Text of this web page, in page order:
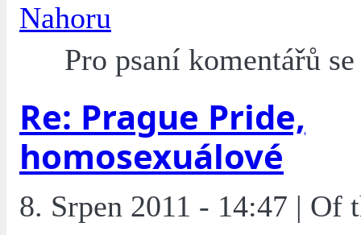
Nahoru
Pro psaní komentářů
Re: Prague Pride,
homosexuálové
8. Srpen 2011 - 14:47 | Of